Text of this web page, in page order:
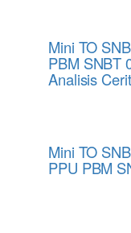
Mini TO
PBM SNBT
Analisis
Mini TO
PPU PBM